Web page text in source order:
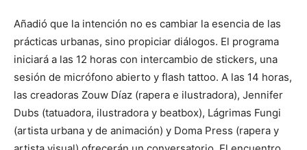
Añadió que la intención no es cambiar la esencia de las
prácticas urbanas, sino propiciar diálogos. El programa
iniciará a las 12 horas con intercambio de stickers, una
sesión de micrófono abierto y flash tattoo. A las 14 horas,
las creadoras Zouw Díaz (rapera e ilustradora), Jennifer
Dubs (tatuadora, ilustradora y beatbox), Lágrimas Fungi
(artista urbana y de animación) y Doma Press (rapera y